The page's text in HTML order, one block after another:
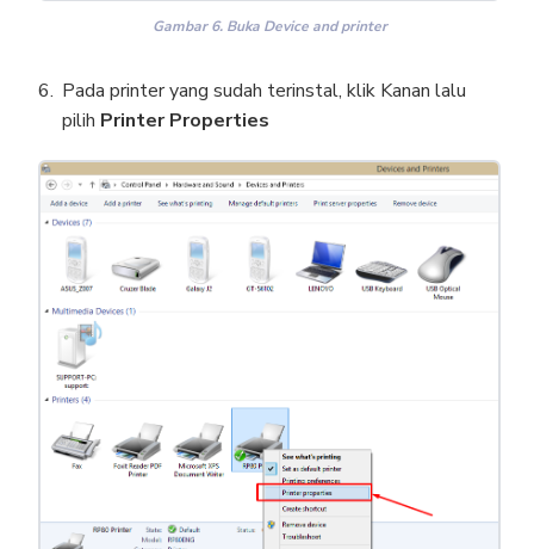
Gambar 6. Buka Device and printer
Pada printer yang sudah terinstal, klik Kanan lalu
pilih Printer Properties